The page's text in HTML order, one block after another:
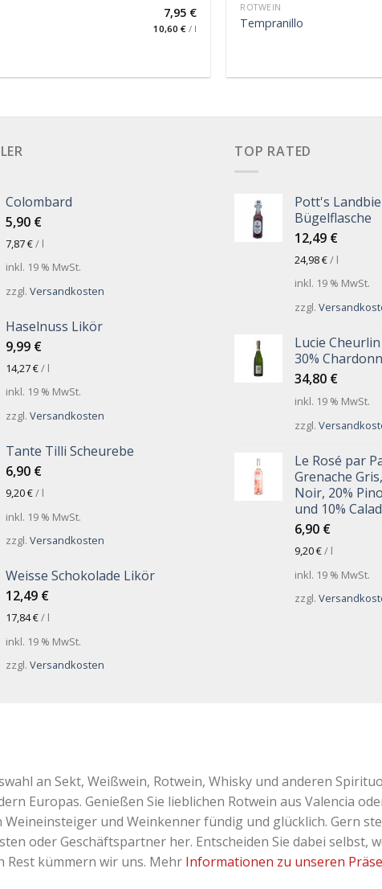
7,95 €
10,60 € / l
ROTWEIN
Tempranillo
Colombard
5,90 €
7,87€/ l
inkl. 19 % MwSt.
zzgl. Versandkosten
Haselnuss Likör
9,99 €
14,27€/ l
inkl. 19 % MwSt.
zzgl. Versandkosten
Tante Tilli Scheurebe
6,90 €
9,20€/ l
inkl. 19 % MwSt.
zzgl. Versandkosten
Weisse Schokolade Likör
12,49 €
17,84€/ l
inkl. 19 % MwSt.
zzgl. Versandkosten
TOP RATED
Pott's
Bügelflasche
12,49 €
24,98€/ l
inkl. 19 % MwSt.
zzgl.
Lucie
30%
34,80 €
inkl. 19 % MwSt.
zzgl.
Le Rosé par
Grenache
Noir, 20%
und 10%
6,90 €
9,20€/ l
inkl. 19 % MwSt.
zzgl.
an Sekt, Weißwein, Rotwein, Whisky und anderen
Europas. Genießen Sie lieblichen Rotwein aus Valencia
und Weinkenner fündig und glücklich. Gern
oder Geschäftspartner her. Entscheiden Sie dabei selbst,
Rest kümmern wir uns. Mehr Informationen zu unseren